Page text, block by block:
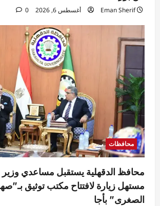
Eman Sherif أغسطس 6, 2026 0
محافظات
محافظ الدقهلية يستقبل مساعدي
مستهل زيارة لافتتاح مكتب توثيق
الصغرى” بأجا